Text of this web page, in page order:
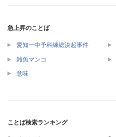
急上昇のことば
愛知一中予科練総決起事件
雑魚マンコ
意味
ことば検索ランキング